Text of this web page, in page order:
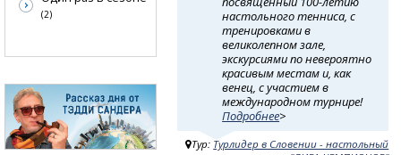
настольного тенниса, с
тренировками в
великолепном зале,
экскурсиями по невероятно
красивым местам и, как
венец, с участием в
международном турнире!
Подробнее>
Тур: Турлидер в Словении - настольный
(2)